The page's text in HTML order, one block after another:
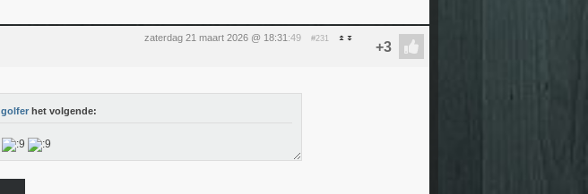
zaterdag 21 maart 2026 @ 18:31 :49 #231
golfer het volgende: